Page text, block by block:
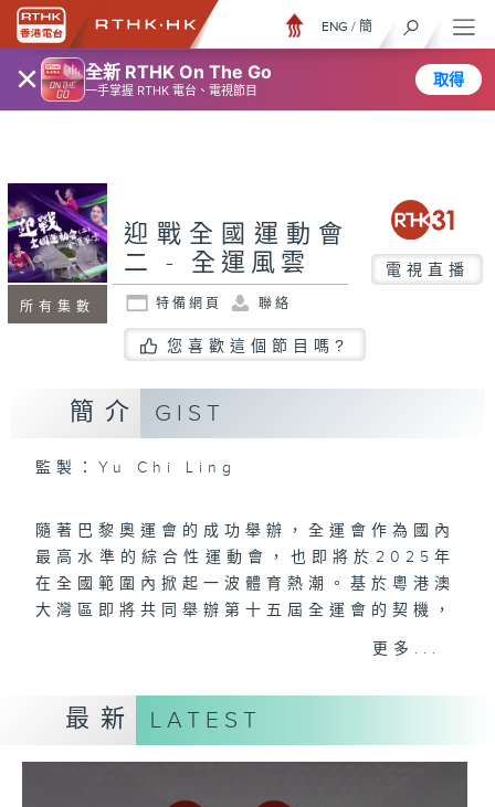
× 全新 RTHK On The Go
一手掌握 RTHK 電台、電視節目
取得
ENG / 簡
所有集數
迎戰全國運動會
二 - 全運風雲
電視直播
特備網頁 聯絡
您喜歡這個節目嗎?
簡介 GIST
監製：Yu Chi Ling
隨著巴黎奧運會的成功舉辦，全運會作為國內
最高水準的綜合性運動會，也即將於2025年
在全國範圍內掀起一波體育熱潮。基於粵港澳
大灣區即將共同舉辦第十五屆全運會的契機，
以及香港市民對內地運動健兒及各項體育賽事
節目將回顧國家隊運動員2022至2024年週
期的備戰與參賽全程，總結運動員於最新賽季
更多...
最新 LATEST